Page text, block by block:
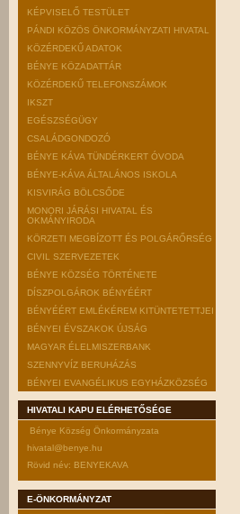
KÉPVISELŐ TESTÜLET
PÁNDI KÖZÖS ÖNKORMÁNYZATI HIVATAL
KÖZÉRDEKŰ ADATOK
BÉNYE KÖZADATTÁR
KÖZÉRDEKŰ TELEFONSZÁMOK
IKSZT
EGÉSZSÉGÜGY
CSALÁDGONDOZÓ
BÉNYE KÁVA TÜNDÉRKERT ÓVODA
BÉNYE-KÁVA ÁLTALÁNOS ISKOLA
KISVIRÁG BÖLCSŐDE
MONORI JÁRÁSI HIVATAL ÉS
OKMÁNYIRODA
KÖRZETI MEGBÍZOTT ÉS POLGÁRŐRSÉG
CIVIL SZERVEZETEK
BÉNYE KÖZSÉG TÖRTÉNETE
DÍSZPOLGÁROK BÉNYÉÉRT
BÉNYÉÉRT EMLÉKÉREM KITÜNTETETTJEI
BÉNYEI ÉVSZAKOK ÚJSÁG
MAGYAR ÉLELMISZERBANK
SZENNYVÍZ BERUHÁZÁS
BÉNYEI EVANGÉLIKUS EGYHÁZKÖZSÉG
HIVATALI KAPU ELÉRHETŐSÉGE
Bénye Község Önkormányzata
hivatal@benye.hu
Rövid név: BENYEKAVA
E-ÖNKORMÁNYZAT